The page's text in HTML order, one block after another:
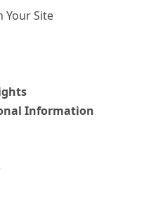
Your Site
Information